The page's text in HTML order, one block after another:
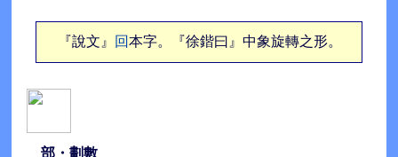
『說文』 回本字。『徐鍇曰』中象旋轉之形。
部・劃數